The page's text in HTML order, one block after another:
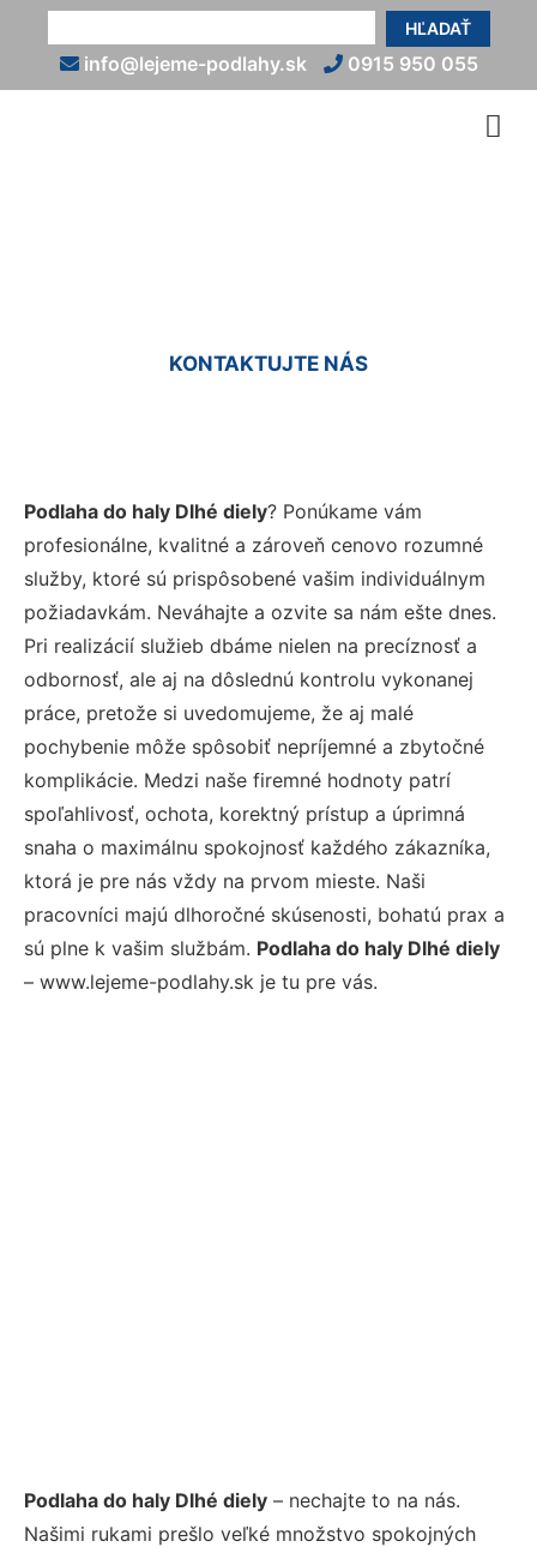
HĽADAŤ
info@lejeme-podlahy.sk 0915 950 055
KONTAKTUJTE NÁS
Podlaha do haly Dlhé diely? Ponúkame vám
profesionálne, kvalitné a zároveň cenovo rozumné
služby, ktoré sú prispôsobené vašim individuálnym
požiadavkám. Neváhajte a ozvite sa nám ešte dnes.
Pri realizácií služieb dbáme nielen na precíznosť a
odbornosť, ale aj na dôslednú kontrolu vykonanej
práce, pretože si uvedomujeme, že aj malé
pochybenie môže spôsobiť nepríjemné a zbytočné
komplikácie. Medzi naše firemné hodnoty patrí
spoľahlivosť, ochota, korektný prístup a úprimná
snaha o maximálnu spokojnosť každého zákazníka,
ktorá je pre nás vždy na prvom mieste. Naši
pracovníci majú dlhoročné skúsenosti, bohatú prax a
sú plne k vašim službám. Podlaha do haly Dlhé diely
– www.lejeme-podlahy.sk je tu pre vás.
Podlaha do haly Dlhé diely – nechajte to na nás.
Našimi rukami prešlo veľké množstvo spokojných